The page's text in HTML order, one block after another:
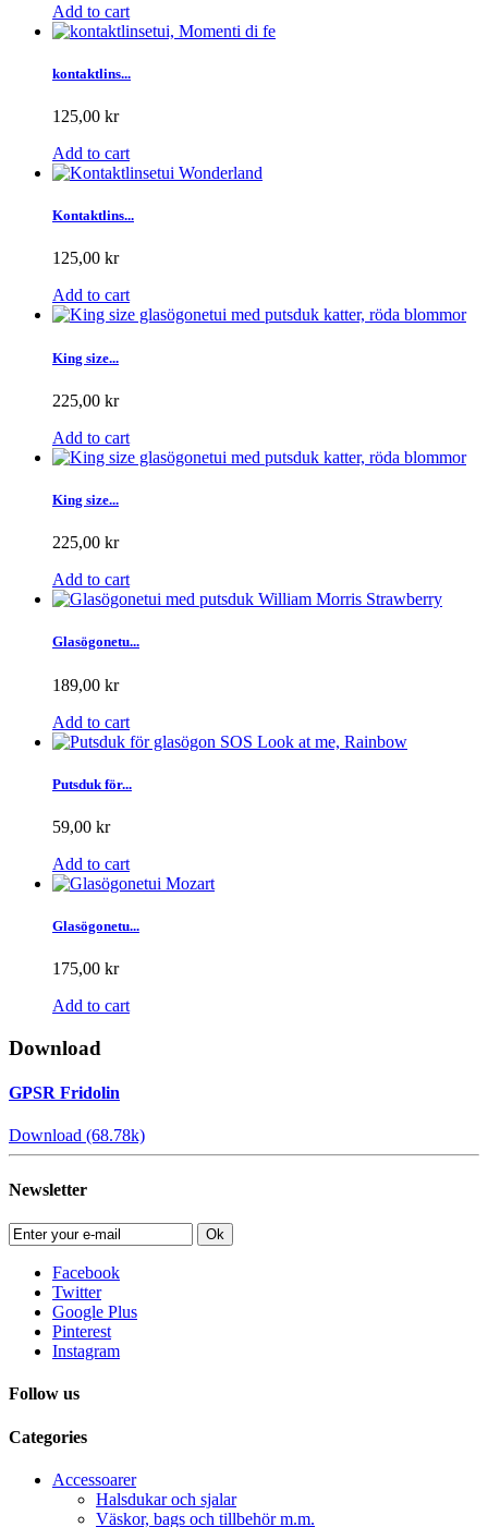
Add to cart
kontaktlins...
125,00 kr
Add to cart
Kontaktlins...
125,00 kr
Add to cart
King size...
225,00 kr
Add to cart
King size...
225,00 kr
Add to cart
Glasögonetu...
189,00 kr
Add to cart
Putsduk för...
59,00 kr
Add to cart
Glasögonetu...
175,00 kr
Add to cart
Download
GPSR Fridolin
Download (68.78k)
Newsletter
Ok
Facebook
Twitter
Google Plus
Pinterest
Instagram
Follow us
Categories
Accessoarer
Halsdukar och sjalar
Väskor, bags och tillbehör m.m.